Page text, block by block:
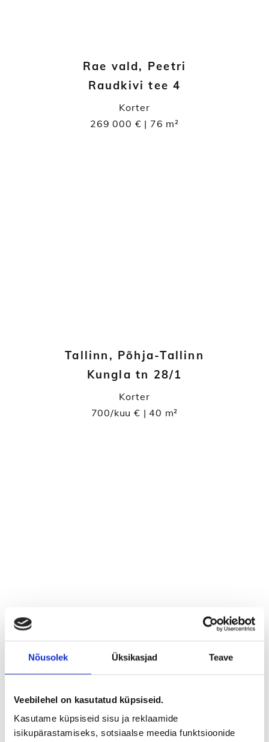
Nõusolek Üksikasjad Teave
Veebilehel on kasutatud küpsiseid.
Kasutame küpsiseid sisu ja reklaamide
isikupärastamiseks, sotsiaalse meedia funktsioonide
Rae vald, Peetri
Raudkivi tee 4
Korter
269 000 € | 76 m²
Tallinn, Põhja-Tallinn
Kungla tn 28/1
Korter
700/kuu € | 40 m²
Kiili vald, Luige
Haldja tn 14
330 000 € | 129 m²